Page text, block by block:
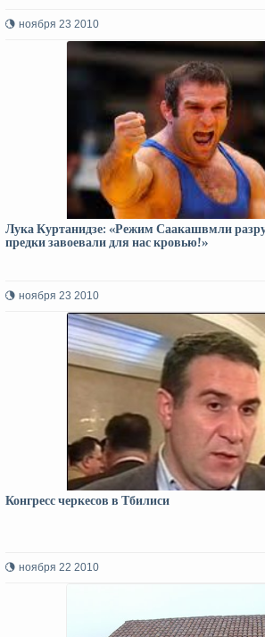
ноября 23 2010
Лука Куртанидзе: «Режим Саакашвмли
предки завоевали для нас кровью!»
ноября 23 2010
Конгресс черкесов в Тбилиси
ноября 22 2010